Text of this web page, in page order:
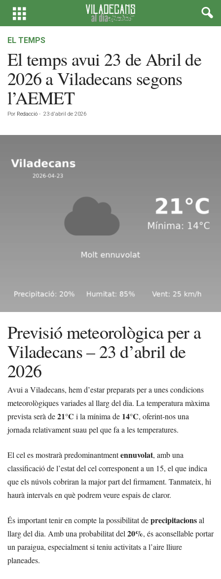
EL TEMPS
El temps avui 23 de Abril de
2026 a Viladecans segons
l’AEMET
Por Redacció - 23 d'abril de 2026
Previsió meteorològica per a
Viladecans – 23 d’abril de
2026
Avui a Viladecans, hem d’estar preparats per a unes condicions
meteorològiques variades al llarg del dia. La temperatura màxima
prevista serà de21°C i la mínima de 14°C, oferint-nos una
jornada relativament suau pel que fa a les temperatures.
El cel es mostrarà predominantmentennuvolat, amb una
classificació de l’estat del cel corresponent a un 15, el que indica
que els núvols cobriran la major part del firmament. Tanmateix, hi
haurà intervals en què podrem veure espais de claror.
És important tenir en compte la possibilitat deprecipitacionsal
llarg del dia. Amb una probabilitat del20%, és aconsellable portar
un paraigua, especialment si teniu activitats a l’aire lliure
planeades.